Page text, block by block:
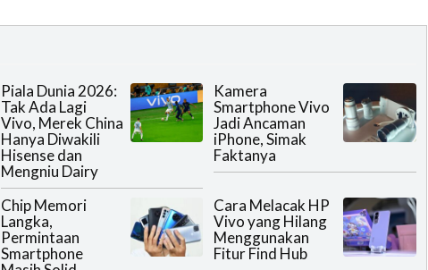
Piala Dunia 2026:
Tak Ada Lagi
Vivo, Merek China
Hanya Diwakili
Hisense dan
Mengniu Dairy
Kamera
Smartphone Vivo
Jadi Ancaman
iPhone, Simak
Faktanya
Chip Memori
Langka,
Permintaan
Smartphone
Cara Melacak HP
Vivo yang Hilang
Menggunakan
Fitur Find Hub